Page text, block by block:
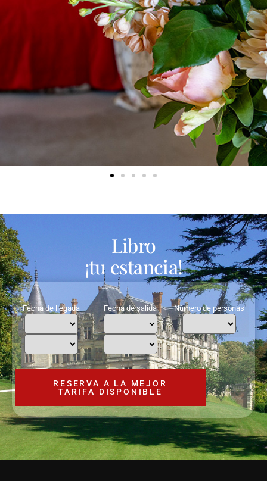
Libro
¡tu estancia!
Fecha de llegada Fecha de salida Número de personas